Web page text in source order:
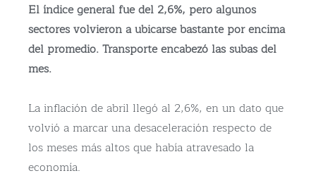
El índice general fue del 2,6%, pero algunos
sectores volvieron a ubicarse bastante por encima
del promedio. Transporte encabezó las subas del
mes.
La inflación de abril llegó al 2,6%, en un dato que
volvió a marcar una desaceleración respecto de
los meses más altos que había atravesado la
economía.